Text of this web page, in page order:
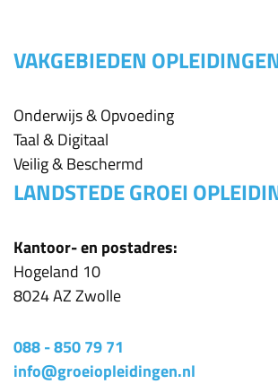
VAKGEBIEDEN
Onderwijs & Opvoeding
Taal & Digitaal
Veilig & Beschermd
LANDSTEDE GROEI
Kantoor- en postadres:
Hogeland 10
8024 AZ Zwolle
088 - 850 79 71
info@groeiopleidingen.nl